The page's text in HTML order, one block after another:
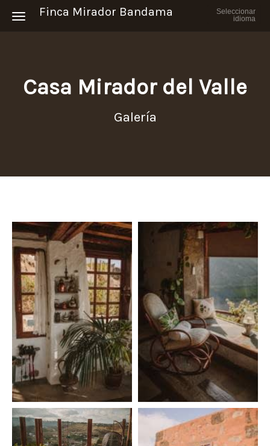
Seleccionar
idioma
Toggle navigation
Finca Mirador Bandama
Casa Mirador del Valle
Galería